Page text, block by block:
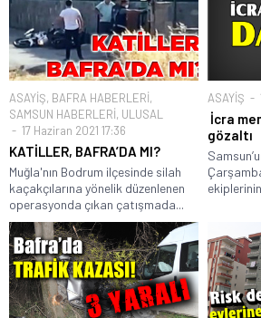
ASAYİŞ, BAFRA HABERLERİ,
SAMSUN HABERLERİ, ULUSAL
17 Haziran 2021 17:36
KATİLLER, BAFRA’DA MI?
Muğla'nın Bodrum ilçesinde silah
kaçakçılarına yönelik düzenlenen
operasyonda çıkan çatışmada...
ASAYİŞ
İcra
gözaltı